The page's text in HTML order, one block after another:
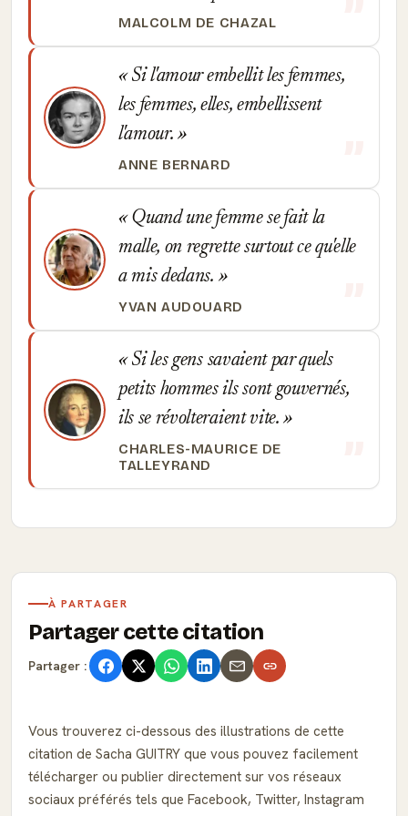
MALCOLM DE CHAZAL
Si l'amour embellit les femmes,
les femmes, elles, embellissent
l'amour.
ANNE BERNARD
Quand une femme se fait la
malle, on regrette surtout ce qu'elle
a mis dedans.
YVAN AUDOUARD
Si les gens savaient par quels
petits hommes ils sont gouvernés,
ils se révolteraient vite.
CHARLES-MAURICE DE
TALLEYRAND
À PARTAGER
Partager cette citation
Partager :
Vous trouverez ci-dessous des illustrations de cette
citation de Sacha GUITRY que vous pouvez facilement
télécharger ou publier directement sur vos réseaux
sociaux préférés tels que Facebook, Twitter, Instagram